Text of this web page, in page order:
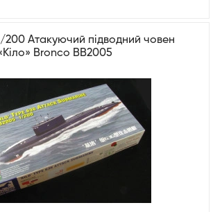
200 Атакуючий підводний човен
Bronco BB2005